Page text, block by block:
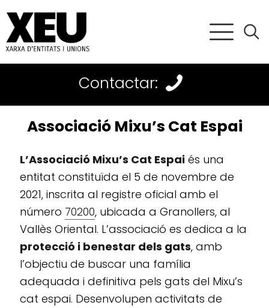
Contactar:
Associació Mixu’s Cat Espai
L’Associació Mixu’s Cat Espai és una
entitat constituïda el 5 de novembre de
2021, inscrita al registre oficial amb el
número 70200, ubicada a Granollers, al
Vallès Oriental. L’associació es dedica a la
protecció i benestar dels gats, amb
l’objectiu de buscar una família
adequada i definitiva pels gats del Mixu’s
cat espai. Desenvolupen activitats de